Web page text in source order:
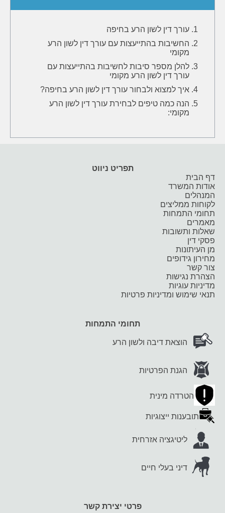
עורך דין לשון הרע בחיפה
החשיבות בהתייעצות עם עורך דין לשון הרע
מקומי
להלן מספר סיבות לחשיבות בהתייעצות עם
עורך דין לשון הרע מקומי
איך למצוא ולבחור עורך דין לשון הרע בחיפה?
הנה כמה טיפים לבחירת עורך דין לשון הרע
מקומי:
תפריט ניווט
דף הבית
אודות המשרד
המנהלים
לקוחות ממליצים
תחומי התמחות
מאמרים
שאלות ותשובות
פסקי דין
מן העיתונות
מחירון גידופים
צור קשר
הצהרת נגישות
מדיניות עוגיות
תנאי שימוש ומדיניות פרטיות
תחומי התמחות
הוצאת דיבה ולשון הרע
הגנת הפרטיות
הטרדה מינית
תובענות ייצוגיות
ליטיגציה אזרחית
דיני בעלי חיים
פרטי יצירת קשר